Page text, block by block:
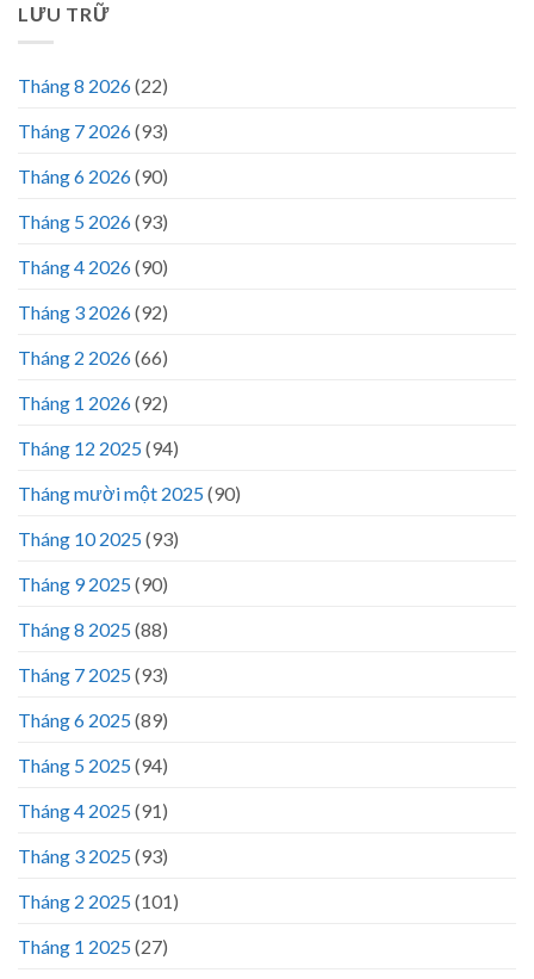
LƯU TRỮ
Tháng 8 2026(22)
Tháng 7 2026(93)
Tháng 6 2026(90)
Tháng 5 2026(93)
Tháng 4 2026(90)
Tháng 3 2026(92)
Tháng 2 2026(66)
Tháng 1 2026(92)
Tháng 12 2025(94)
Tháng mười một 2025(90)
Tháng 10 2025(93)
Tháng 9 2025(90)
Tháng 8 2025(88)
Tháng 7 2025(93)
Tháng 6 2025(89)
Tháng 5 2025(94)
Tháng 4 2025(91)
Tháng 3 2025(93)
Tháng 2 2025(101)
Tháng 1 2025(27)